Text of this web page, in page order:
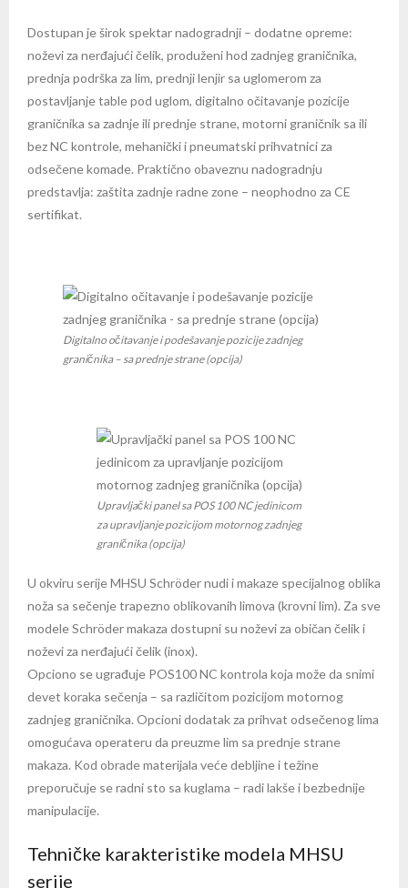
Dostupan je širok spektar nadogradnji – dodatne opreme:
noževi za nerđajući čelik, produženi hod zadnjeg graničnika,
prednja podrška za lim, prednji lenjir sa uglomerom za
postavljanje table pod uglom, digitalno očitavanje pozicije
graničnika sa zadnje ili prednje strane, motorni graničnik sa ili
bez NC kontrole, mehanički i pneumatski prihvatnici za
odsečene komade. Praktično obaveznu nadogradnju
predstavlja: zaštita zadnje radne zone – neophodno za CE
sertifikat.
Digitalno očitavanje i podešavanje pozicije zadnjeg
graničnika – sa prednje strane (opcija)
Upravljački panel sa POS 100 NC jedinicom
za upravljanje pozicijom motornog zadnjeg
graničnika (opcija)
U okviru serije MHSU Schröder nudi i makaze specijalnog oblika
noža sa sečenje trapezno oblikovanih limova (krovni lim). Za sve
modele Schröder makaza dostupni su noževi za običan čelik i
noževi za nerđajući čelik (inox).
Opciono se ugrađuje POS100 NC kontrola koja može da snimi
devet koraka sečenja – sa različitom pozicijom motornog
zadnjeg graničnika. Opcioni dodatak za prihvat odsečenog lima
omogućava operateru da preuzme lim sa prednje strane
makaza. Kod obrade materijala veće debljine i težine
preporučuje se radni sto sa kuglama – radi lakše i bezbednije
manipulacije.
Tehničke karakteristike modela MHSU
serije